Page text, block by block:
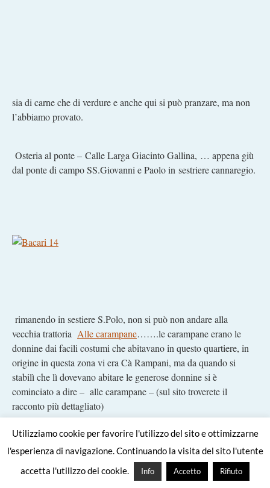
sia di carne che di verdure e anche qui si può pranzare, ma non
l’abbiamo provato.
Osteria al ponte – Calle Larga Giacinto Gallina, … appena giù
dal ponte di campo SS.Giovanni e Paolo in sestriere cannaregio.
rimanendo in sestiere S.Polo, non si può non andare alla
vecchia trattoria Alle carampane…….le carampane erano le
donnine dai facili costumi che abitavano in questo quartiere, in
origine in questa zona vi era Cà Rampani, ma da quando si
stabilì che lì dovevano abitare le generose donnine si è
cominciato a dire – alle carampane – (sul sito troverete il
racconto più dettagliato)
Utilizziamo cookie per favorire l'utilizzo del sito e ottimizzarne
l'esperienza di navigazione. Continuando la visita del sito l'utente
accetta l'utilizzo dei cookie.
Info Accetto Rifiuto